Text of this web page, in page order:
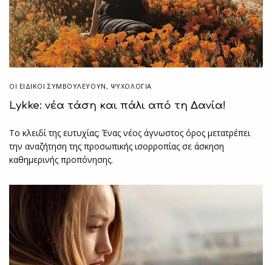
ΟΙ ΕΙΔΙΚΟΊ ΣΥΜΒΟΥΛΕΎΟΥΝ , ΨΥΧΟΛΟΓΙΑ
Lykke: νέα τάση και πάλι από τη Δανία!
Το κλειδί της ευτυχίας; Ένας νέος άγνωστος όρος μετατρέπει
την αναζήτηση της προσωπικής ισορροπίας σε άσκηση
καθημερινής προπόνησης.